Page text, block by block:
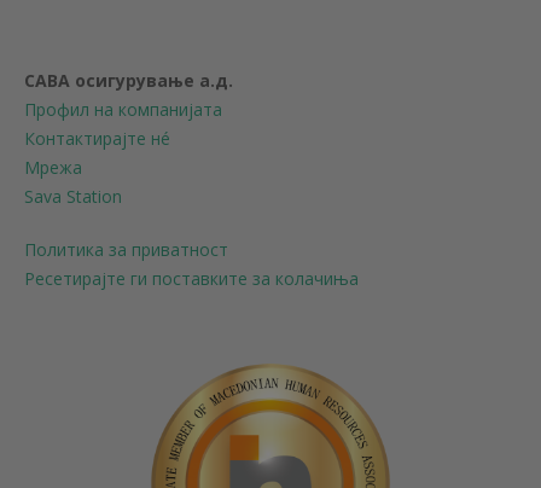
САВА осигурување а.д.
Профил на компанијата
Контактирајте нé
Мрежа
Sava Station
Политика за приватност
Ресетирајте ги поставките за колачиња